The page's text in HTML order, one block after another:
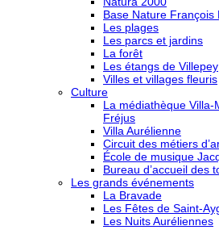
Base Nature François
Les plages
Les parcs et jardins
La forêt
Les étangs de Villepey
Villes et villages fleuris
Culture
La médiathèque
Fréjus
Villa Aurélienne
Circuit des métiers
École de musique
Bureau d’accueil des
Les grands événements
La Bravade
Les Fêtes de Saint-
Les Nuits Auréliennes